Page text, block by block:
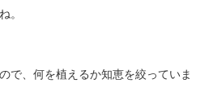
。
で、何を植えるか知恵を絞っていま